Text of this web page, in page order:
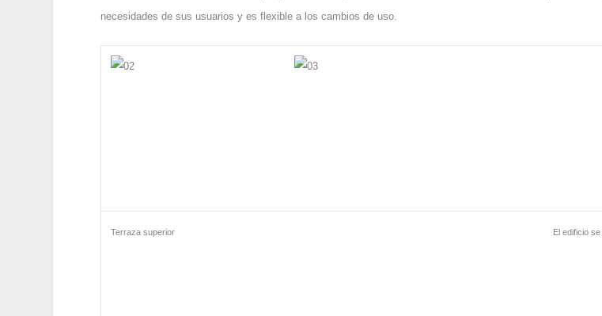
necesidades de sus usuarios y es flexible a los cambios de uso.
Terraza superior El edificio